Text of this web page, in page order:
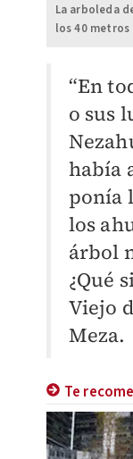
La arboleda
los 40
“En
o sus
había
ponía
los
árbol
¿Qué
Viejo
Meza.
Te